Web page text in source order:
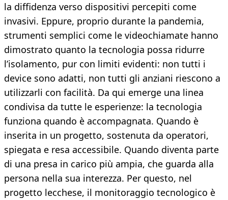
la diffidenza verso dispositivi percepiti come
invasivi. Eppure, proprio durante la pandemia,
strumenti semplici come le videochiamate hanno
dimostrato quanto la tecnologia possa ridurre
l’isolamento, pur con limiti evidenti: non tutti i
device sono adatti, non tutti gli anziani riescono a
utilizzarli con facilità. Da qui emerge una linea
condivisa da tutte le esperienze: la tecnologia
funziona quando è accompagnata. Quando è
inserita in un progetto, sostenuta da operatori,
spiegata e resa accessibile. Quando diventa parte
di una presa in carico più ampia, che guarda alla
persona nella sua interezza. Per questo, nel
progetto lecchese, il monitoraggio tecnologico è